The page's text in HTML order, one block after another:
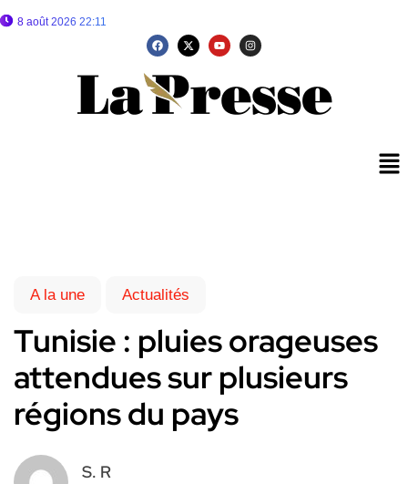
8 août 2026 22:11
A la une Actualités
Tunisie : pluies orageuses
attendues sur plusieurs
régions du pays
S. R